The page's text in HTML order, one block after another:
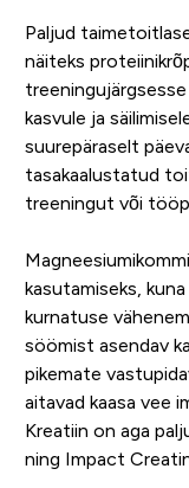
Paljud
näiteks
treeningujärgsesse
kasvule ja
suurepäraselt
tasakaalustatud
treeningut või
kasutamiseks,
kurnatuse
söömist asendav
pikemate
aitavad kaasa vee
Kreatiin on aga
ning Impact